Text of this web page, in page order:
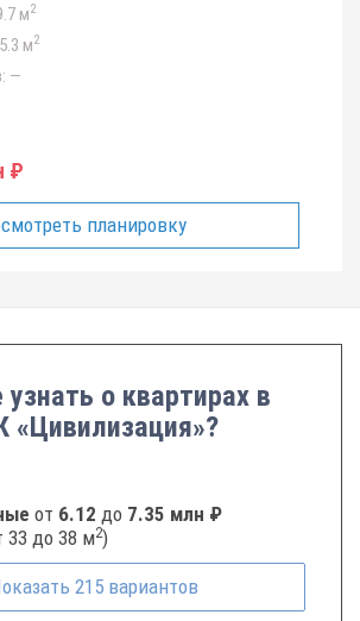
м2
м2
—
₽
планировку
узнать о квартирах в
«Цивилизация»?
от 6.12 до 7.35 млн ₽
до 38 м2)
215 вариантов